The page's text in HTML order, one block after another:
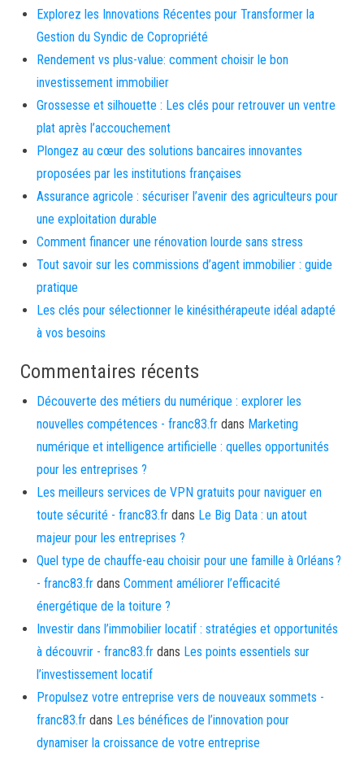
Explorez les Innovations Récentes pour Transformer la
Gestion du Syndic de Copropriété
Rendement vs plus-value: comment choisir le bon
investissement immobilier
Grossesse et silhouette : Les clés pour retrouver un ventre
plat après l’accouchement
Plongez au cœur des solutions bancaires innovantes
proposées par les institutions françaises
Assurance agricole : sécuriser l’avenir des agriculteurs pour
une exploitation durable
Comment financer une rénovation lourde sans stress
Tout savoir sur les commissions d’agent immobilier : guide
pratique
Les clés pour sélectionner le kinésithérapeute idéal adapté
à vos besoins
Commentaires récents
Découverte des métiers du numérique : explorer les
nouvelles compétences - franc83.fr dans Marketing
numérique et intelligence artificielle : quelles opportunités
pour les entreprises ?
Les meilleurs services de VPN gratuits pour naviguer en
toute sécurité - franc83.fr dans Le Big Data : un atout
majeur pour les entreprises ?
Quel type de chauffe-eau choisir pour une famille à Orléans ?
- franc83.fr dans Comment améliorer l’efficacité
énergétique de la toiture ?
Investir dans l’immobilier locatif : stratégies et opportunités
à découvrir - franc83.fr dans Les points essentiels sur
l’investissement locatif
Propulsez votre entreprise vers de nouveaux sommets -
franc83.fr dans Les bénéfices de l’innovation pour
dynamiser la croissance de votre entreprise